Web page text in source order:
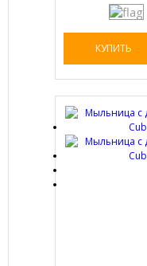
КУПИТЬ